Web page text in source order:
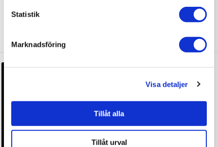
Statistik
Marknadsföring
Visa detaljer
Tillåt alla
Tillåt urval
Duschdörr De Luxe, GL300
Välj ...